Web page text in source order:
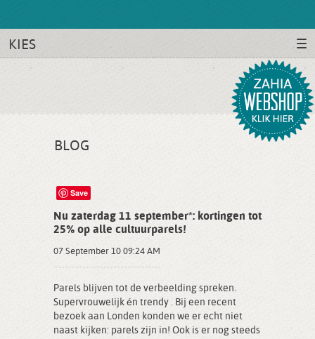
KIES
BLOG
Save
Nu zaterdag 11 september*: kortingen tot
25% op alle cultuurparels!
07 September 10 09:24 AM
Parels blijven tot de verbeelding spreken.
Supervrouwelijk én trendy . Bij een recent
bezoek aan Londen konden we er echt niet
naast kijken: parels zijn in! Ook is er nog steeds